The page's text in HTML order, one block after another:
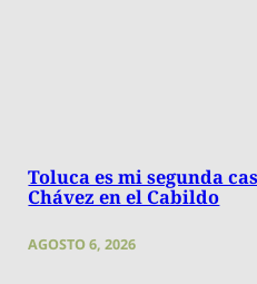
Toluca es mi segunda
Chávez en el Cabildo
AGOSTO 6, 2026